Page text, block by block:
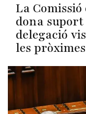
La
dona
delegació
les